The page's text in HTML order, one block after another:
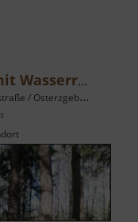
Rastplatz mit Wasserrad
/ Osterzgebirge